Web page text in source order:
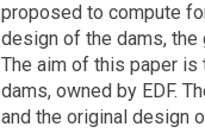
proposed to compute
design of the dams, the
The aim of this paper
dams, owned by EDF.
and the original design